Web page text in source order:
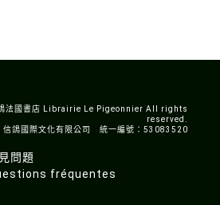
法國書店 Librairie Le Pigeonnier All rights
reserved.
信鴿國際文化有限公司 統一編號：53083520
問題
fréquentes